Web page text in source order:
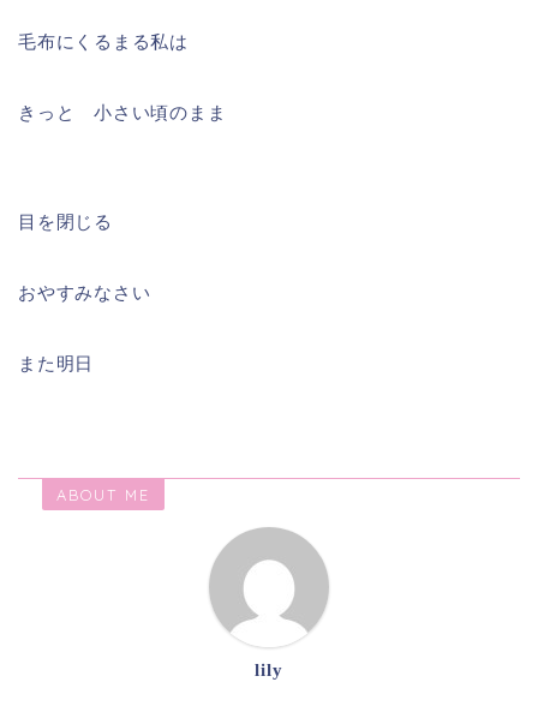
毛布にくるまる私は
きっと 小さい頃のまま
目を閉じる
おやすみなさい
また明日
ABOUT ME
lily